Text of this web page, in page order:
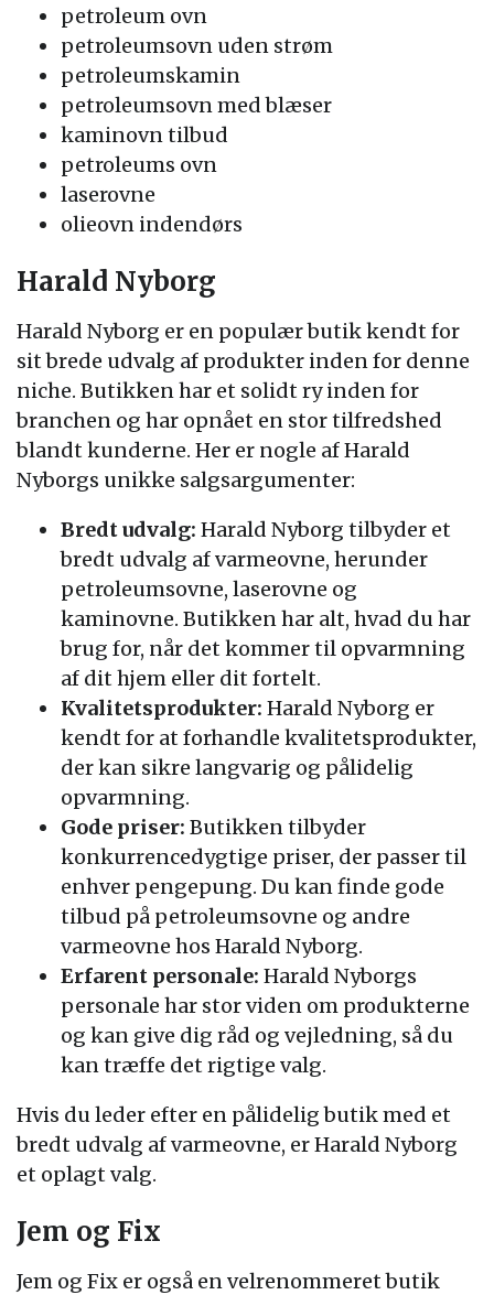
petroleum ovn
petroleumsovn uden strøm
petroleumskamin
petroleumsovn med blæser
kaminovn tilbud
petroleums ovn
laserovne
olieovn indendørs
Harald Nyborg
Harald Nyborg er en populær butik kendt for
sit brede udvalg af produkter inden for denne
niche. Butikken har et solidt ry inden for
branchen og har opnået en stor tilfredshed
blandt kunderne. Her er nogle af Harald
Nyborgs unikke salgsargumenter:
Bredt udvalg: Harald Nyborg tilbyder et
bredt udvalg af varmeovne, herunder
petroleumsovne, laserovne og
kaminovne. Butikken har alt, hvad du har
brug for, når det kommer til opvarmning
af dit hjem eller dit fortelt.
Kvalitetsprodukter: Harald Nyborg er
kendt for at forhandle kvalitetsprodukter,
der kan sikre langvarig og pålidelig
opvarmning.
Gode priser: Butikken tilbyder
konkurrencedygtige priser, der passer til
enhver pengepung. Du kan finde gode
tilbud på petroleumsovne og andre
varmeovne hos Harald Nyborg.
Erfarent personale: Harald Nyborgs
personale har stor viden om produkterne
og kan give dig råd og vejledning, så du
kan træffe det rigtige valg.
Hvis du leder efter en pålidelig butik med et
bredt udvalg af varmeovne, er Harald Nyborg
et oplagt valg.
Jem og Fix
Jem og Fix er også en velrenommeret butik